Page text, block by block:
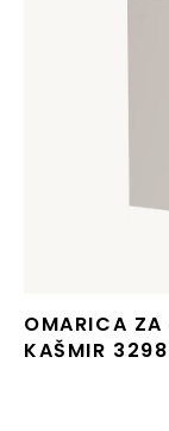
OMARICA ZA
KAŠMIR